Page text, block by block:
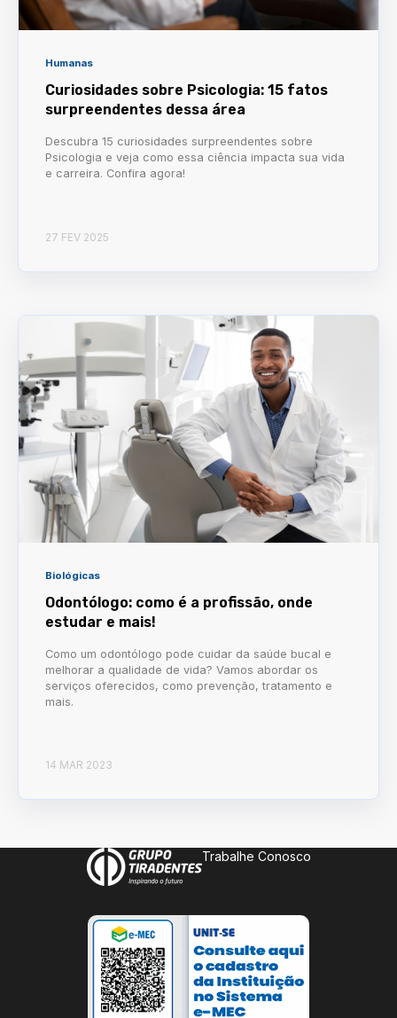
Humanas
Curiosidades sobre Psicologia: 15 fatos
surpreendentes dessa área
Descubra 15 curiosidades surpreendentes sobre
Psicologia e veja como essa ciência impacta sua vida
e carreira. Confira agora!
27 FEV 2025
Biológicas
Odontólogo: como é a profissão, onde
estudar e mais!
Como um odontólogo pode cuidar da saúde bucal e
melhorar a qualidade de vida? Vamos abordar os
serviços oferecidos, como prevenção, tratamento e
mais.
14 MAR 2023
Trabalhe Conosco